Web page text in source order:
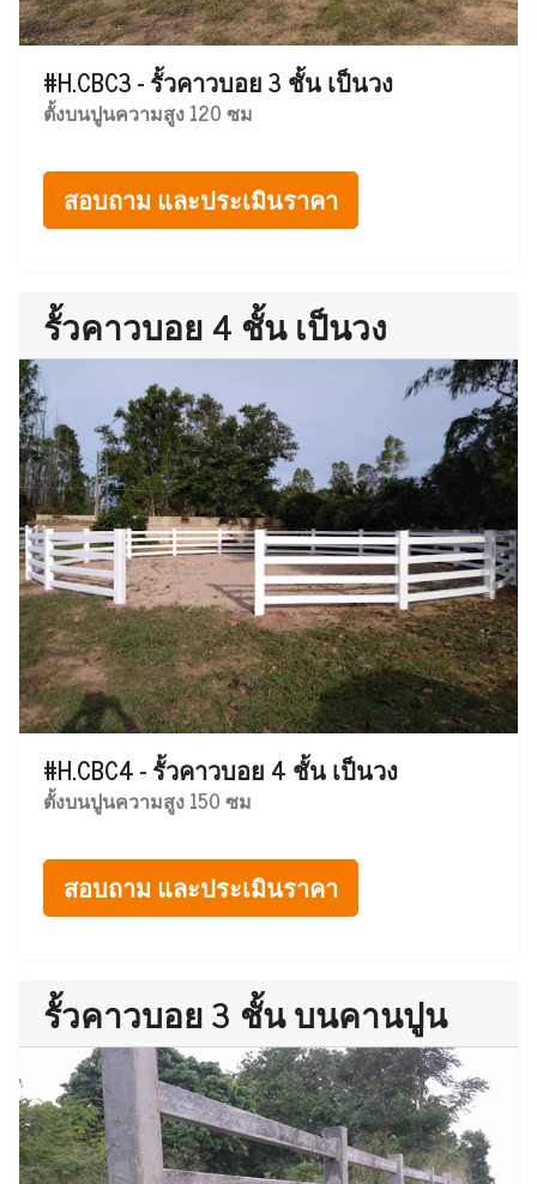
#H.CBC3 - รั้วคาวบอย 3 ชั้น เป็นวง
ตั้งบนปูนความสูง 120 ซม
สอบถาม และประเมินราคา
รั้วคาวบอย 4 ชั้น เป็นวง
#H.CBC4 - รั้วคาวบอย 4 ชั้น เป็นวง
ตั้งบนปูนความสูง 150 ซม
สอบถาม และประเมินราคา
รั้วคาวบอย 3 ชั้น บนคานปูน